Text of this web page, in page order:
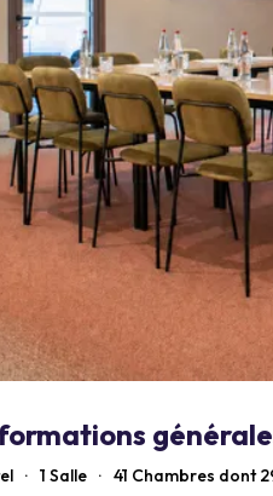
· 1 Salle · 41 Chambres dont